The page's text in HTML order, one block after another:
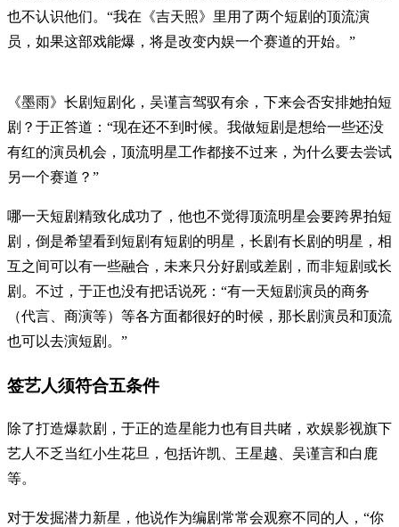
也不认识他们。“我在《吉天照》里用了两个短剧的顶流演
员，如果这部戏能爆，将是改变内娱一个赛道的开始。”
《墨雨》长剧短剧化，吴谨言驾驭有余，下来会否安排她拍短
剧？于正答道：“现在还不到时候。我做短剧是想给一些还没
有红的演员机会，顶流明星工作都接不过来，为什么要去尝试
另一个赛道？”
哪一天短剧精致化成功了，他也不觉得顶流明星会要跨界拍短
剧，倒是希望看到短剧有短剧的明星，长剧有长剧的明星，相
互之间可以有一些融合，未来只分好剧或差剧，而非短剧或长
剧。不过，于正也没有把话说死：“有一天短剧演员的商务
（代言、商演等）等各方面都很好的时候，那长剧演员和顶流
也可以去演短剧。”
签艺人须符合五条件
除了打造爆款剧，于正的造星能力也有目共睹，欢娱影视旗下
艺人不乏当红小生花旦，包括许凯、王星越、吴谨言和白鹿
等。
对于发掘潜力新星，他说作为编剧常常会观察不同的人，“你